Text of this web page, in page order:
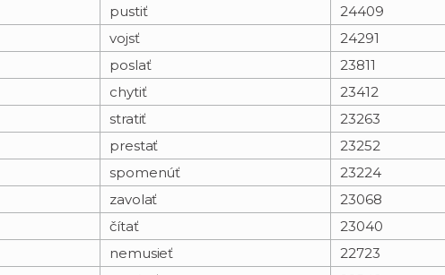
pustiť
24409
vojsť
24291
poslať
23811
chytiť
23412
stratiť
23263
prestať
23252
spomenúť
23224
zavolať
23068
čítať
23040
nemusieť
22723